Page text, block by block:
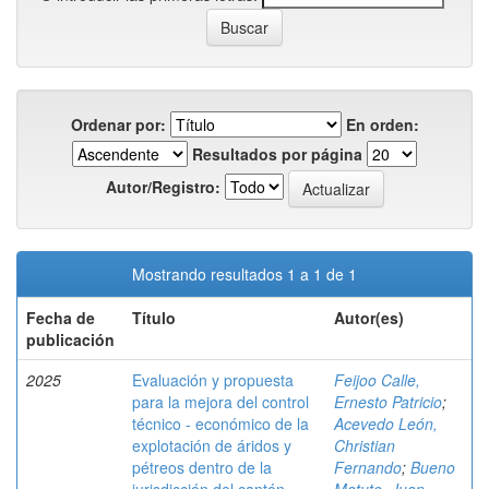
Ordenar por:
En orden:
Resultados por página
Autor/Registro:
Mostrando resultados 1 a 1 de 1
Fecha de
publicación
Título Autor(es)
2025
Evaluación y propuesta
para la mejora del control
técnico - económico de la
explotación de áridos y
pétreos dentro de la
Feijoo Calle,
Ernesto Patricio;
Acevedo León,
Christian
Fernando; Bueno